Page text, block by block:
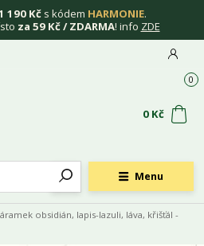
190 Kč s kódem HARMONIE.
za 59 Kč / ZDARMA! info ZDE
Menu
0
0 Kč
obsidián, lapis-lazuli, láva, křišťál -